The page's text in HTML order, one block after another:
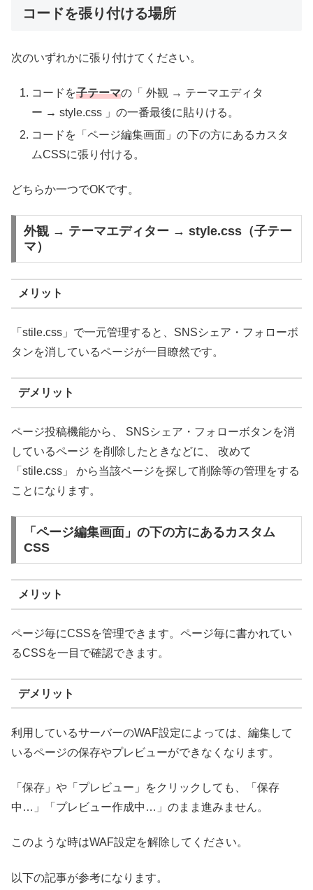
コードを張り付ける場所
次のいずれかに張り付けてください。
コードを子テーマの「 外観 → テーマエディタ
ー → style.css 」の一番最後に貼りける。
コードを「ページ編集画面」の下の方にあるカスタ
ムCSSに張り付ける。
どちらか一つでOKです。
外観 → テーマエディター → style.css（子テー
マ）
メリット
「stile.css」で一元管理すると、SNSシェア・フォローボ
タンを消しているページが一目瞭然です。
デメリット
ページ投稿機能から、 SNSシェア・フォローボタンを消
しているページ を削除したときなどに、 改めて
「stile.css」 から当該ページを探して削除等の管理をする
ことになります。
「ページ編集画面」の下の方にあるカスタム
CSS
メリット
ページ毎にCSSを管理できます。ページ毎に書かれてい
るCSSを一目で確認できます。
デメリット
利用しているサーバーのWAF設定によっては、編集して
いるページの保存やプレビューができなくなります。
「保存」や「プレビュー」をクリックしても、「保存
中…」「プレビュー作成中…」のまま進みません。
このような時はWAF設定を解除してください。
以下の記事が参考になります。